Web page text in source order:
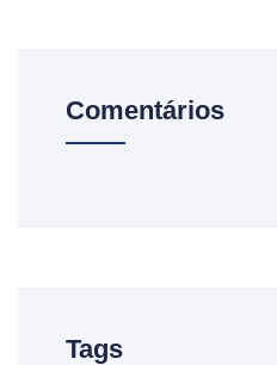
Comentários
Tags